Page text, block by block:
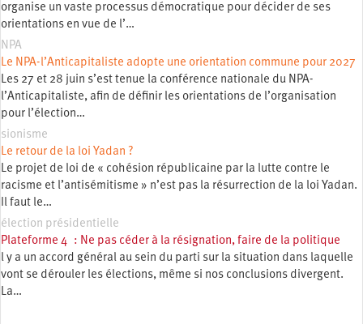
organise un vaste processus démocratique pour décider de ses
orientations en vue de l’…
NPA
Le NPA-l’Anticapitaliste adopte une orientation commune pour 2027
Les 27 et 28 juin s’est tenue la conférence nationale du NPA-
l’Anticapitaliste, afin de définir les orientations de l’organisation
pour l’élection…
sionisme
Le retour de la loi Yadan ?
Le projet de loi de « cohésion républicaine par la lutte contre le
racisme et l’antisémitisme » n’est pas la résurrection de la loi Yadan.
Il faut le…
élection présidentielle
Plateforme 4 : Ne pas céder à la résignation, faire de la politique
l y a un accord général au sein du parti sur la situation dans laquelle
vont se dérouler les élections, même si nos conclusions divergent.
La…